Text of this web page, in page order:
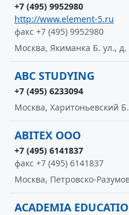
+7 (495) 9952980
http://www.element-5.ru
факс +7 (495) 9952980
Москва, Якиманка Б. ул.,
ABC STUDYING
+7 (495) 6233094
Москва, Харитоньевский
ABITEX ООО
+7 (495) 6141837
факс +7 (495) 6141837
Москва, Петровско-
ACADEMIA